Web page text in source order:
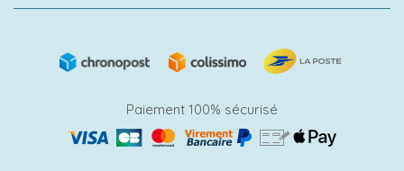
Paiement 100% sécurisé